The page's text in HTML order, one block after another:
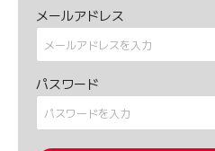
メールアドレス
パスワード